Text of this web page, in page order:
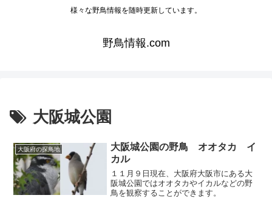
様々な野鳥情報を随時更新しています。
野鳥情報.com
大阪城公園
大阪府の探鳥地
大阪城公園の野鳥 オオタカ イ
カル
１１月９日現在、大阪府大阪市にある大
阪城公園ではオオタカやイカルなどの野
鳥を観察することができます。